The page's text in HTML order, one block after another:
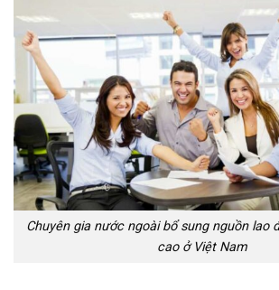
Chuyên gia nước ngoài bổ sung nguồn lao
cao ở Việt Nam